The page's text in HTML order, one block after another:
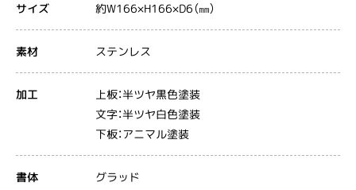
サイズ 約W166×H166×D6（㎜）
素材 ステンレス
加工
上板：半ツヤ黒色塗装
文字：半ツヤ白色塗装
下板：アニマル塗装
書体 グラッド